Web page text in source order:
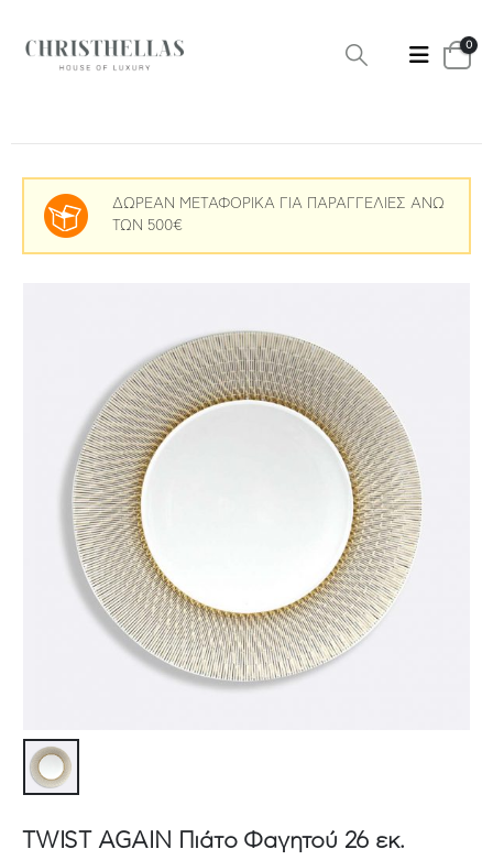
0
ΔΩΡΕΑΝ ΜΕΤΑΦΟΡΙΚΑ ΓΙΑ ΠΑΡΑΓΓΕΛΙΕΣ ΑΝΩ
ΤΩΝ 500€
TWIST AGAIN Πιάτο Φαγητού 26 εκ.